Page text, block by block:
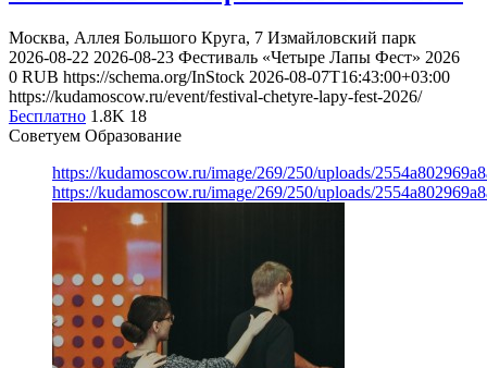
Москва, Аллея Большого Круга, 7 Измайловский парк
2026-08-22 2026-08-23 Фестиваль «Четыре Лапы Фест» 2026
0 RUB https://schema.org/InStock 2026-08-07T16:43:00+03:00
https://kudamoscow.ru/event/festival-chetyre-lapy-fest-2026/
Бесплатно 1.8K 18
Советуем Образование
https://kudamoscow.ru/image/269/250/uploads/
https://kudamoscow.ru/image/269/250/uploads/